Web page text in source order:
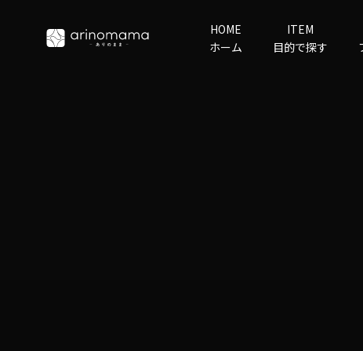
arino‐mama
HOME
ホーム
ITEM
目的で探す